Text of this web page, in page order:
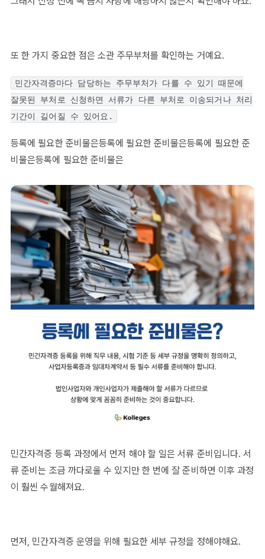
또 한 가지 중요한 점은 소관 주무부처를 확인하는 거예요.
민간자격증마다 담당하는 주무부처가 다를 수 있기 때문에
잘못된 부처로 신청하면 서류가 다른 부처로 이송되거나 처리
기간이 길어질 수 있어요.
등록에 필요한 준비물은등록에 필요한 준비물은등록에 필요한 준
비물은등록에 필요한 준비물은
민간자격증 등록 과정에서 먼저 해야 할 일은 서류 준비입니다. 서
류 준비는 조금 까다로울 수 있지만 한 번에 잘 준비하면 이후 과정
이 훨씬 수월해져요.
먼저, 민간자격증 운영을 위해 필요한 세부 규정을 정해야해요.